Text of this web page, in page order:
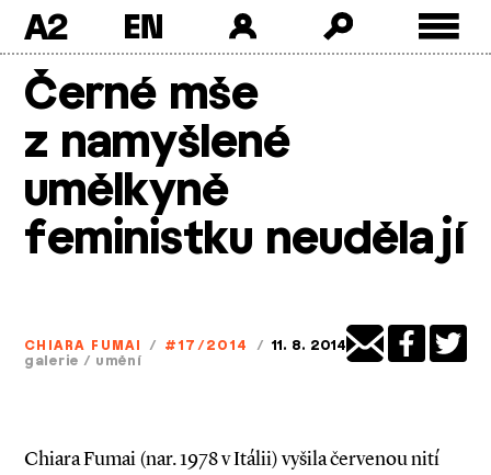
Skip
A2
Černé mše
z namyšlené
umělkyně
feministku neudělají
CHIARA FUMAI / #17/2014 / 11. 8. 2014
galerie / umění
Chiara Fumai (nar. 1978 v Itálii) vyšila červenou nití